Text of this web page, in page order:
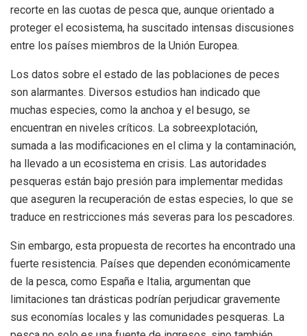
recorte en las cuotas de pesca que, aunque orientado a
proteger el ecosistema, ha suscitado intensas discusiones
entre los países miembros de la Unión Europea.
Los datos sobre el estado de las poblaciones de peces
son alarmantes. Diversos estudios han indicado que
muchas especies, como la anchoa y el besugo, se
encuentran en niveles críticos. La sobreexplotación,
sumada a las modificaciones en el clima y la contaminación,
ha llevado a un ecosistema en crisis. Las autoridades
pesqueras están bajo presión para implementar medidas
que aseguren la recuperación de estas especies, lo que se
traduce en restricciones más severas para los pescadores.
Sin embargo, esta propuesta de recortes ha encontrado una
fuerte resistencia. Países que dependen económicamente
de la pesca, como España e Italia, argumentan que
limitaciones tan drásticas podrían perjudicar gravemente
sus economías locales y las comunidades pesqueras. La